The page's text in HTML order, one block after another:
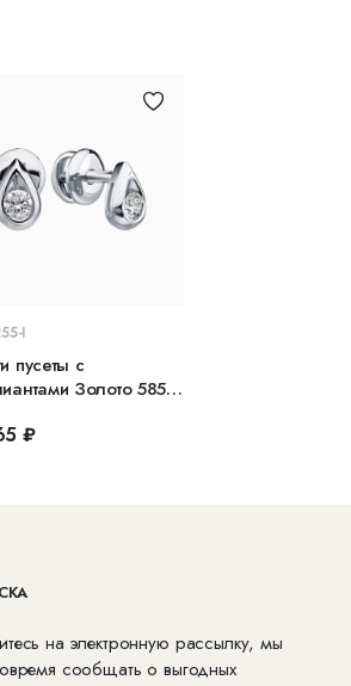
В КОРЗИНУ
I
пусеты с
Золото 585
₽
на электронную рассылку, мы
сообщать о выгодных